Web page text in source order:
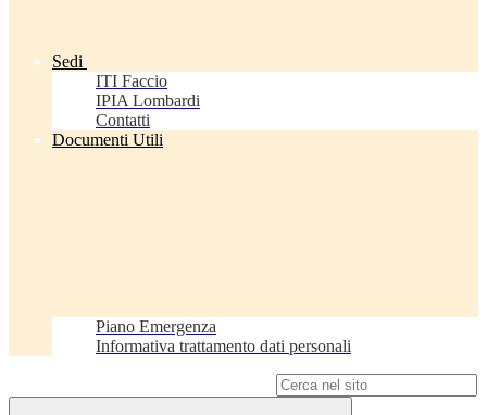
Sedi
ITI Faccio
IPIA Lombardi
Contatti
Documenti Utili
Piano Emergenza
Informativa trattamento dati personali